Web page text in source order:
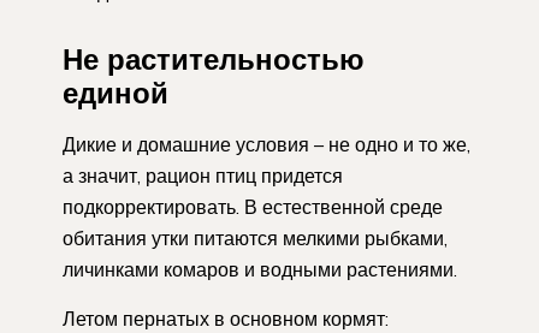
Не растительностью
единой
Дикие и домашние условия – не одно и то же,
а значит, рацион птиц придется
подкорректировать. В естественной среде
обитания утки питаются мелкими рыбками,
личинками комаров и водными растениями.
Летом пернатых в основном кормят: